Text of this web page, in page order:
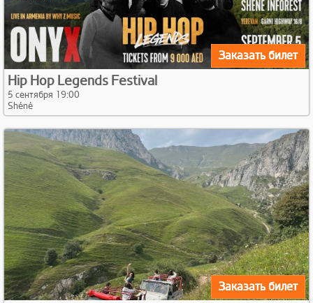
Заказать билет
Hip Hop Legends Festival
5 сентября 19:00
Shéné
Заказать билет